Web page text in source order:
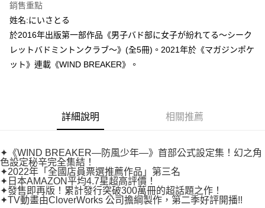
ATM／網路銀行／等多元方式進行付款，方視為交易完成。
※ 請注意：結帳手續完成當下不需立刻繳費，但若您需要取消訂單，請聯絡
購買商品的店家。未經商家同意取消之訂單仍視為有效，需透過AFTEE先享
後付繳納相關費用。
※ 交易是否成功請以「AFTEE先享後付 」之結帳頁面顯示為準，若有關於
是否繳費成功／繳費後需取消欲退款等相關疑問，請聯繫「AFTEE先享後付
易，需依本服務之必要範圍內提供個人資料，並將交易相關給付款項請求債
https://aftee.tw/terms/#terms3
３．未成年的使用者請事先徵得法定代理人或監護人之同意方可使用
「AFTEE先享後付」，若未經同意申辦者引起之損失，本公司不負相關責
任。
４．使用「AFTEE先享後付」時，將依據個別帳號之用戶狀況，依本公司即
時審查核予不同之上限額度；若仍有額度不足之情形，本公司將視審查結果
每筆NT$80，滿NT$500(含以上)免運費
付款後萊爾富取貨
每筆NT$80，滿NT$500(含以上)免運費
付款後7-11取貨
宅配
每筆NT$100，滿NT$800(含以上)免運費
國家/地區配送 查看運費
銷售重點
姓名:にいさとる
於2016年出版第一部作品《男子バド部に女子が紛れてる〜シーク
レットバドミントンクラブ〜》(全5冊)。2021年於《マガジンポケ
ット》連載《WIND BREAKER》。
詳細說明 相關推薦
✦《WIND BREAKER—防風少年—》首部公式設定集！幻之角
色設定秘辛完全集結！
✦2022年「全國店員票選推薦作品」第三名
✦日本AMAZON平均4.7星超高評價！
✦發售即再版！累計發行突破300萬冊的超話題之作！
✦TV動畫由CloverWorks 公司擔綱製作，第二季好評開播!!